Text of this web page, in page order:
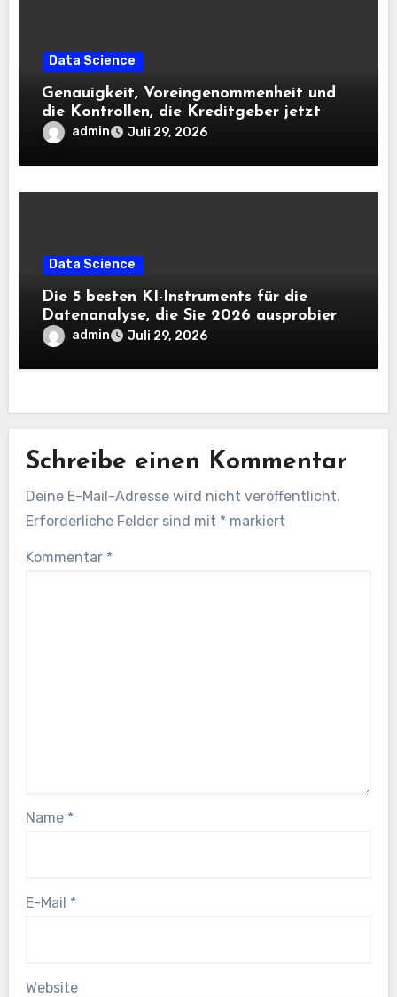
Data Science
Genauigkeit, Voreingenommenheit und
die Kontrollen, die Kreditgeber jetzt
benötigen |
admin Juli 29, 2026
Data Science
Die 5 besten KI-Instruments für die
Datenanalyse, die Sie 2026 ausprobieren
solltenadmin Juli 29, 2026
Schreibe einen Kommentar
Deine E-Mail-Adresse wird nicht veröffentlicht.
Erforderliche Felder sind mit * markiert
Kommentar *
Name *
E-Mail *
Website